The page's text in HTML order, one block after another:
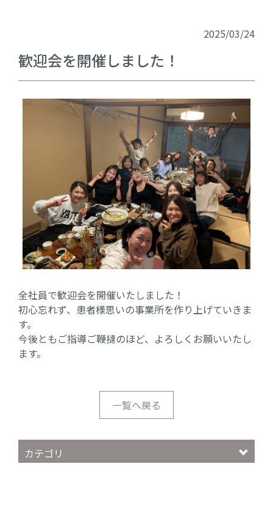
2025/03/24
歓迎会を開催しました！
全社員で歓迎会を開催いたしました！
初心忘れず、患者様思いの事業所を作り上げていきま
す。
今後ともご指導ご鞭撻のほど、よろしくお願いいたし
ます。
一覧へ戻る
カテゴリ